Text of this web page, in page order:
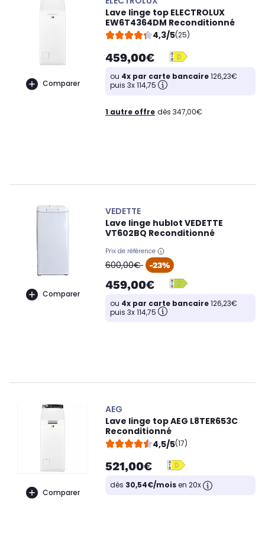
Comparer
Lave linge top ELECTROLUX
EW6T4364DM Reconditionné
4,3/5(25)
459,00€
ou 4x par carte bancaire126,23€
puis 3x 114,75
1 autre offre dès 347,00€
Comparer
VEDETTE
Lave linge hublot VEDETTE
VT602BQ Reconditionné
Prix de référence
oldPrice
600,00€ -23%
459,00€
ou 4x par carte bancaire126,23€
puis 3x 114,75
Comparer
AEG
Lave linge top AEG L8TER653C
Reconditionné
4,5/5(17)
521,00€
dès 30,54€/moisen 20x